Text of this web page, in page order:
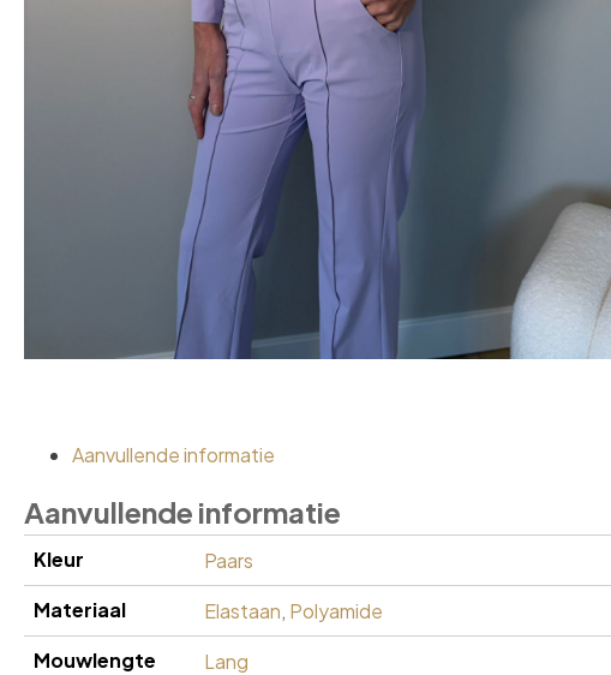
Aanvullende informatie
Aanvullende informatie
Kleur
Paars
Materiaal
Elastaan, Polyamide
Mouwlengte
Lang